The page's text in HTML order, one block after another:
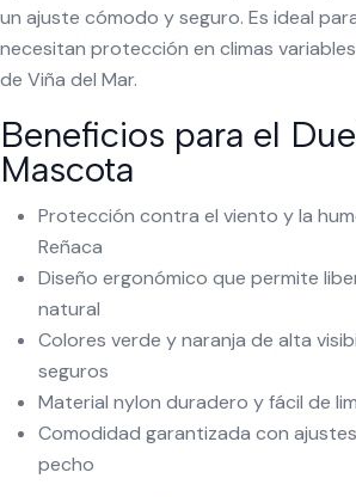
un ajuste cómodo y seguro. Es ideal
necesitan protección en climas
de Viña del Mar.
Beneficios para el
Mascota
Protección contra el viento y la
Reñaca
Diseño ergonómico que permite
natural
Colores verde y naranja de alta
seguros
Material nylon duradero y fácil de
Comodidad garantizada con
pecho